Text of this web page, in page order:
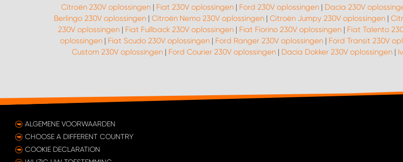
Citroën 230V oplossingen| Fiat 230V oplossingen| Ford 230V oplossingen| Dacia 230V
Berlingo 230V oplossingen | Citroën Nemo 230V oplossingen | Citroën Jumpy 230V oplossingen |
230V oplossingen| Fiat Fullback 230V oplossingen| Fiat Fiorino 230V oplossingen| Fiat Talento
oplossingen| Fiat Scudo 230V oplossingen| Ford Ranger 230V oplossingen| Ford Transit 230V
Custom 230V oplossingen| Ford Courier 230V oplossingen| Dacia Dokker 230V oplossingen|
ALGEMENE VOORWAARDEN
CHOOSE A DIFFERENT COUNTRY
COOKIE DECLARATION